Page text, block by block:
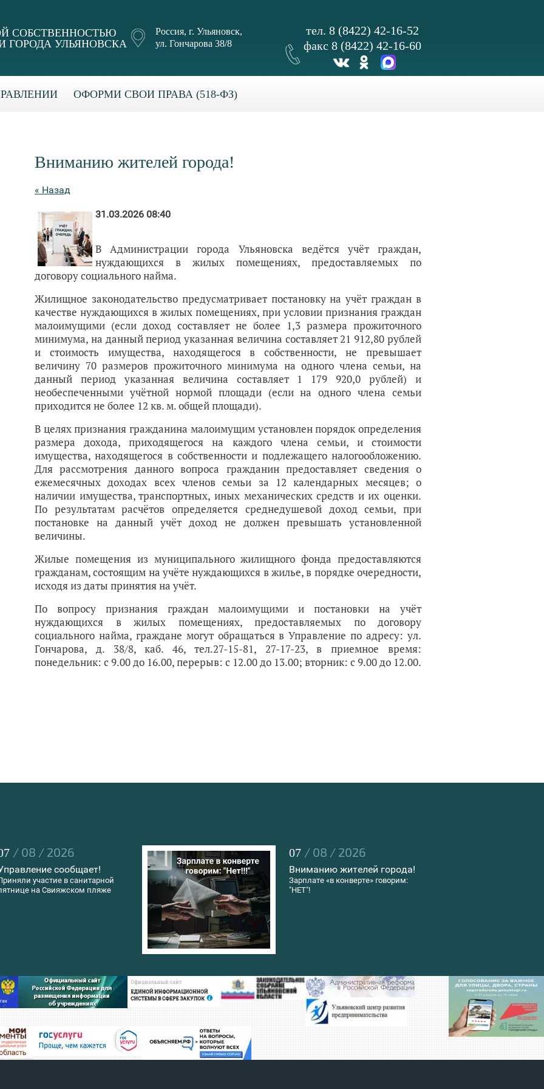
СОБСТВЕННОСТЬЮ
ГОРОДА УЛЬЯНОВСКА
тел. 8 (8422) 42-16-52
факс 8 (8422) 42-16-60
Россия, г. Ульяновск,
ул. Гончарова 38/8
ОФОРМИ СВОИ ПРАВА (518-ФЗ)
Вниманию жителей города!
« Назад
31.03.2026 08:40
В Администрации города Ульяновска ведётся учёт граждан,
нуждающихся в жилых помещениях, предоставляемых по
договору социального найма.
Жилищное законодательство предусматривает постановку на учёт граждан в
качестве нуждающихся в жилых помещениях, при условии признания граждан
малоимущими (если доход составляет не более 1,3 размера прожиточного
минимума, на данный период указанная величина составляет 21 912,80 рублей
и стоимость имущества, находящегося в собственности, не превышает
величину 70 размеров прожиточного минимума на одного члена семьи, на
данный период указанная величина составляет 1 179 920,0 рублей) и
необеспеченными учётной нормой площади (если на одного члена семьи
приходится не более 12 кв. м. общей площади).
В целях признания гражданина малоимущим установлен порядок определения
размера дохода, приходящегося на каждого члена семьи, и стоимости
имущества, находящегося в собственности и подлежащего налогообложению.
Для рассмотрения данного вопроса гражданин предоставляет сведения о
ежемесячных доходах всех членов семьи за 12 календарных месяцев; о
наличии имущества, транспортных, иных механических средств и их оценки.
По результатам расчётов определяется среднедушевой доход семьи, при
постановке на данный учёт доход не должен превышать установленной
величины.
Жилые помещения из муниципального жилищного фонда предоставляются
гражданам, состоящим на учёте нуждающихся в жилье, в порядке очередности,
исходя из даты принятия на учёт.
По вопросу признания граждан малоимущими и постановки на учёт
нуждающихся в жилых помещениях, предоставляемых по договору
социального найма, граждане могут обращаться в Управление по адресу: ул.
Гончарова, д. 38/8, каб. 46, тел.27-15-81, 27-17-23, в приемное время:
понедельник: с 9.00 до 16.00, перерыв: с 12.00 до 13.00; вторник: с 9.00 до 12.00.
/ 08 / 2026
сообщает!
участие в санитарной
на Свияжском пляже
07 / 08 / 2026
Вниманию жителей города!
Зарплате «в конверте» говорим:
"НЕТ"!